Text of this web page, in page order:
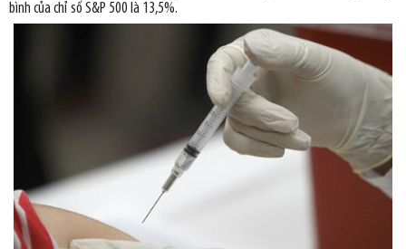
bình của chỉ số S&P 500 là 13,5%.